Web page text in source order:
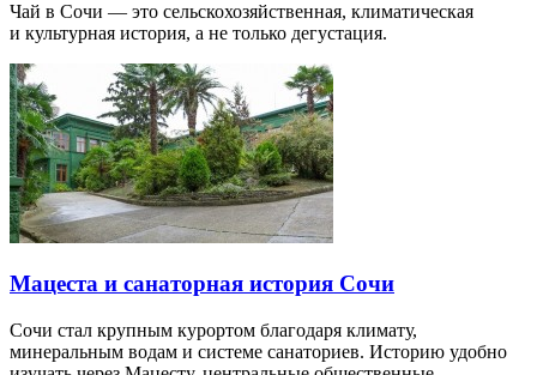
Чай в Сочи — это сельскохозяйственная, климатическая
и культурная история, а не только дегустация.
Мацеста и санаторная история Сочи
Сочи стал крупным курортом благодаря климату,
минеральным водам и системе санаториев. Историю удобно